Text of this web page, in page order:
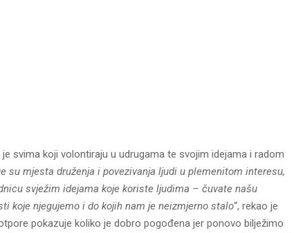
svima koji volontiraju u udrugama te svojim idejama i radom
su mjesta druženja i povezivanja ljudi u plemenitom interesu,
svježim idejama koje koriste ljudima – čuvate našu
koje njegujemo i do kojih nam je neizmjerno stalo“, rekao je
pokazuje koliko je dobro pogođena jer ponovo bilježimo